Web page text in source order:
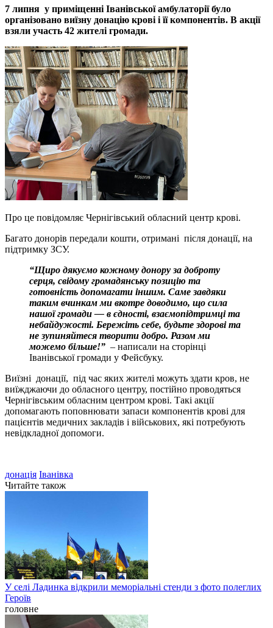
7 липня у приміщенні Іванівської амбулаторії було
організовано виїзну донацію крові і її компонентів. В акції
взяли участь 42 жителі громади.
Про це повідомляє Чернігівський обласний центр крові.
Багато донорів передали кошти, отримані після донації, на
підтримку ЗСУ.
“Щиро дякуємо кожному донору за доброту
серця, свідому громадянську позицію та
готовність допомагати іншим. Саме завдяки
таким вчинкам ми вкотре доводимо, що сила
нашої громади — в єдності, взаємопідтримці та
небайдужості. Бережіть себе, будьте здорові та
не зупиняйтеся творити добро. Разом ми
можемо більше!” – написали на сторінці
Іванівської громади у Фейсбуку.
Виїзні донації, під час яких жителі можуть здати кров, не
виїжджаючи до обласного центру, постійно проводяться
Чернігівським обласним центром крові. Такі акції
допомагають поповнювати запаси компонентів крові для
пацієнтів медичних закладів і військових, які потребують
невідкладної допомоги.
донація Іванівка
Читайте також
У селі Ладинка відкрили меморіальні стенди з фото полеглих
Героїв
головне